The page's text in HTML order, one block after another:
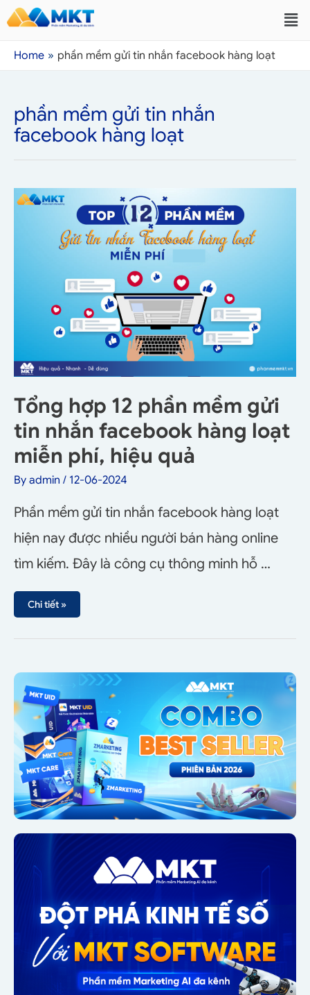
Home phần mềm gửi tin nhắn facebook hàng loạt
phần mềm gửi tin nhắn
facebook hàng loạt
Tổng hợp 12 phần mềm gửi
tin nhắn facebook hàng loạt
miễn phí, hiệu quả
By admin / 12-06-2024
Phần mềm gửi tin nhắn facebook hàng loạt
hiện nay được nhiều người bán hàng online
tìm kiếm. Đây là công cụ thông minh hỗ …
Chi tiết »